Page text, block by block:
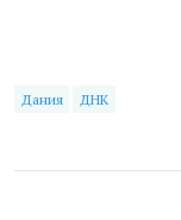
Дания ДНК